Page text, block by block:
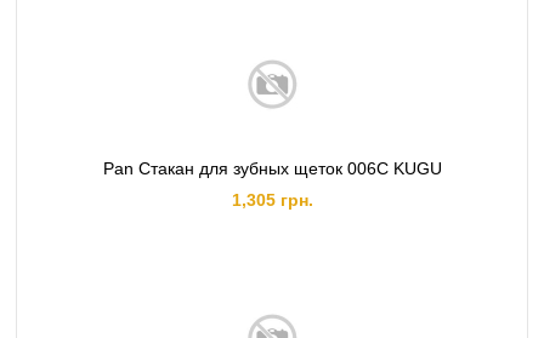
Pan Стакан для зубных щеток 006C KUGU
1,305 грн.